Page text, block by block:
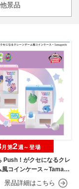
景品
Push！がクセになるクレ
風コインケース～Tamago
～
月第2週～登場